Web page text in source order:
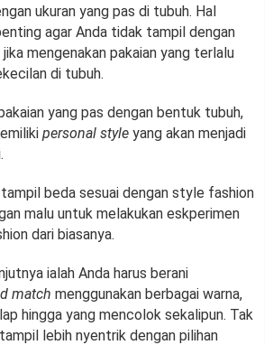
ukuran yang pas di tubuh. Hal
agar Anda tidak tampil dengan
jika mengenakan pakaian yang terlalu
di tubuh.
yang pas dengan bentuk tubuh,
personal style yang akan menjadi
beda sesuai dengan style fashion
malu untuk melakukan eskperimen
dari biasanya.
ialah Anda harus berani
match menggunakan berbagai warna,
hingga yang mencolok sekalipun. Tak
lebih nyentrik dengan pilihan